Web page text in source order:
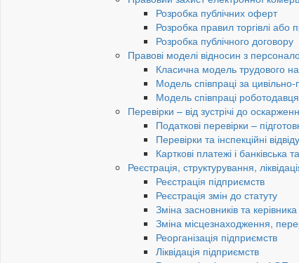
Розробка публічних оферт
Розробка правил торгівлі або
Розробка публічного договору
Правові моделі відносин з
Класична модель трудового
Модель співпраці за
Модель співпраці
Перевірки – від зустрічі до
Податкові перевірки –
Перевірки та інспекційні
Карткові платежі і банківська
Реєстрація, структурування,
Реєстрація підприємств
Реєстрація змін до статуту
Зміна засновників та
Зміна місцезнаходження,
Реорганізація підприємств
Ліквідація підприємств